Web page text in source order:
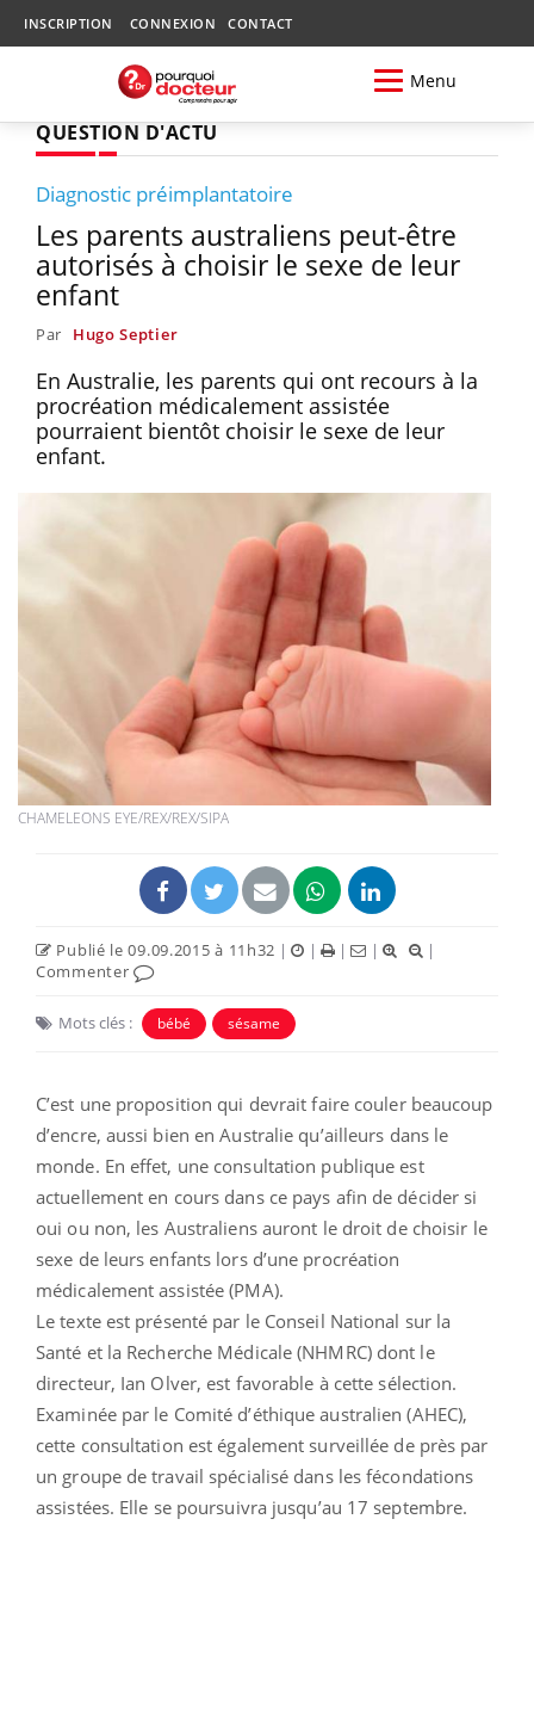
INSCRIPTION CONNEXION CONTACT
Menu
QUESTION D'ACTU
Diagnostic préimplantatoire
Les parents australiens peut-être
autorisés à choisir le sexe de leur
enfant
Par Hugo Septier
En Australie, les parents qui ont recours à la
procréation médicalement assistée
pourraient bientôt choisir le sexe de leur
enfant.
CHAMELEONS EYE/REX/REX/SIPA
Publié le 09.09.2015 à 11h32 | | | |
|
Commenter
Mots clés : bébé sésame
C’est une proposition qui devrait faire couler beaucoup
d’encre, aussi bien en Australie qu’ailleurs dans le
monde. En effet, une consultation publique est
actuellement en cours dans ce pays afin de décider si
oui ou non, les Australiens auront le droit de choisir le
sexe de leurs enfants lors d’une procréation
médicalement assistée (PMA).
Le texte est présenté par le Conseil National sur la
Santé et la Recherche Médicale (NHMRC) dont le
directeur, Ian Olver, est favorable à cette sélection.
Examinée par le Comité d’éthique australien (AHEC),
cette consultation est également surveillée de près par
un groupe de travail spécialisé dans les fécondations
assistées. Elle se poursuivra jusqu’au 17 septembre.